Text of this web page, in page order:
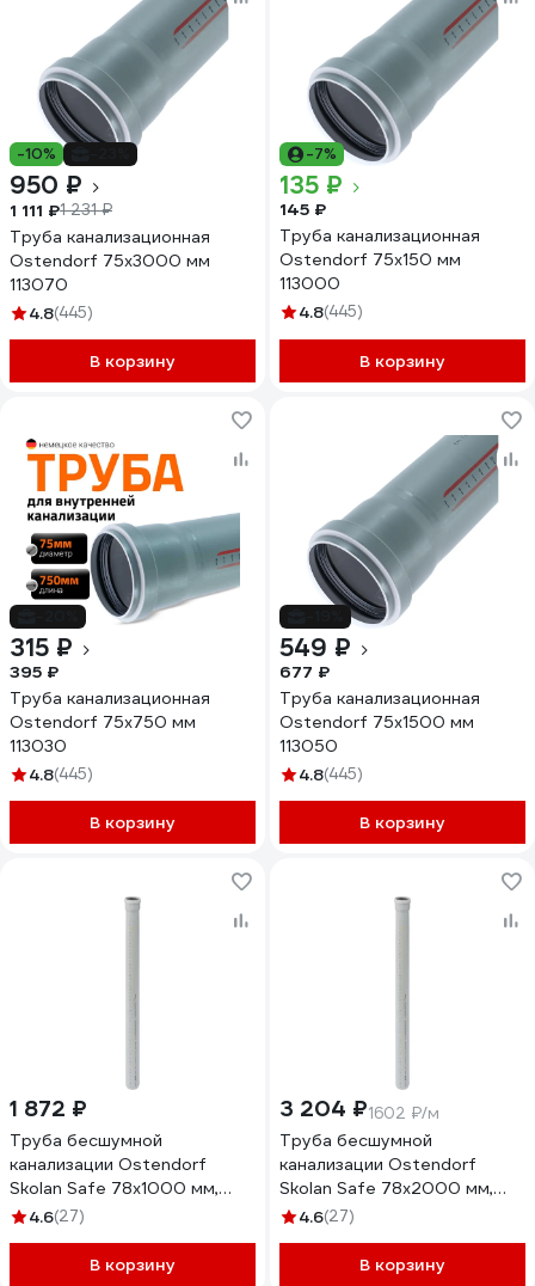
-10%
950 ₽
1 111 ₽1 231 ₽
Труба канализационная
Ostendorf 75х3000 мм
113070
4.8(445)
В корзину
-7%
135 ₽
145 ₽
Труба канализационная
Ostendorf 75х150 мм
113000
4.8(445)
В корзину
315 ₽
395 ₽
Труба канализационная
Ostendorf 75х750 мм
113030
4.8(445)
В корзину
549 ₽
677 ₽
Труба канализационная
Ostendorf 75х1500 мм
113050
4.8(445)
В корзину
1 872 ₽
Труба бесшумной
канализации Ostendorf
Skolan Safe 78х1000 мм,
SKEM 333040
4.6(27)
В корзину
3 204 ₽1602 ₽/м
Труба бесшумной
канализации Ostendorf
Skolan Safe 78х2000 мм,
SKEM 333060
4.6(27)
В корзину